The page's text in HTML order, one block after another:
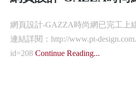
網頁設計-GAZZA時尚網已完工上
連結詳閱：http://www.pt-
id=208 Continue Reading...